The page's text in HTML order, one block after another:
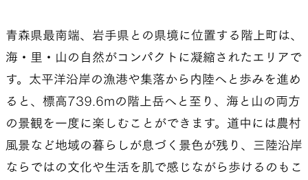
青森県最南端、岩手県との県境に位置する階上町は、
海・里・山の自然がコンパクトに凝縮されたエリアで
す。太平洋沿岸の漁港や集落から内陸へと歩みを進め
ると、標高739.6mの階上岳へと至り、海と山の両方
の景観を一度に楽しむことができます。道中には農村
風景など地域の暮らしが息づく景色が残り、三陸沿岸
ならではの文化や生活を肌で感じながら歩けるのもこ